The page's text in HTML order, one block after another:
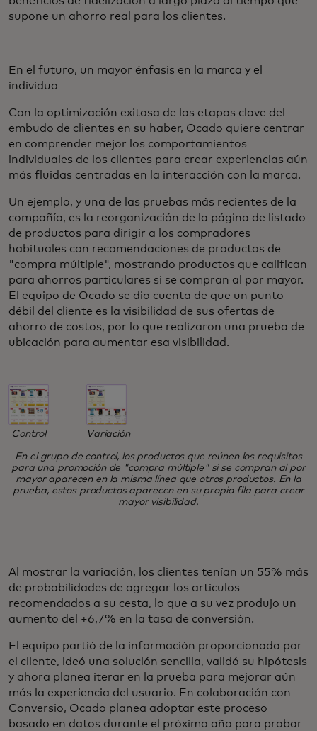
supone un ahorro real para los clientes.
En el futuro, un mayor énfasis en la marca y el
individuo
Con la optimización exitosa de las etapas clave del
embudo de clientes en su haber, Ocado quiere centrar
en comprender mejor los comportamientos
individuales de los clientes para crear experiencias aún
más fluidas centradas en la interacción con la marca.
Un ejemplo, y una de las pruebas más recientes de la
compañía, es la reorganización de la página de listado
de productos para dirigir a los compradores
habituales con recomendaciones de productos de
"compra múltiple", mostrando productos que califican
para ahorros particulares si se compran al por mayor.
El equipo de Ocado se dio cuenta de que un punto
débil del cliente es la visibilidad de sus ofertas de
ahorro de costos, por lo que realizaron una prueba de
ubicación para aumentar esa visibilidad.
Control Variación
En el grupo de control, los productos que reúnen los requisitos
para una promoción de "compra múltiple" si se compran al por
mayor aparecen en la misma línea que otros productos. En la
prueba, estos productos aparecen en su propia fila para crear
mayor visibilidad.
Al mostrar la variación, los clientes tenían un 55% más
de probabilidades de agregar los artículos
recomendados a su cesta, lo que a su vez produjo un
aumento del +6,7% en la tasa de conversión.
El equipo partió de la información proporcionada por
el cliente, ideó una solución sencilla, validó su hipótesis
y ahora planea iterar en la prueba para mejorar aún
más la experiencia del usuario. En colaboración con
Conversio, Ocado planea adoptar este proceso
basado en datos durante el próximo año para probar